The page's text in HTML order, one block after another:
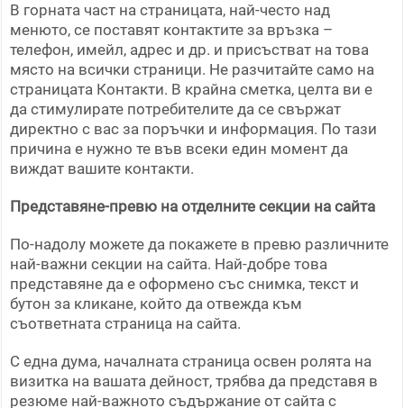
В горната част на страницата, най-често над
менюто, се поставят контактите за връзка –
телефон, имейл, адрес и др. и присъстват на това
място на всички страници. Не разчитайте само на
страницата Контакти. В крайна сметка, целта ви е
да стимулирате потребителите да се свържат
директно с вас за поръчки и информация. По тази
причина е нужно те във всеки един момент да
виждат вашите контакти.
Представяне-превю на отделните секции на сайта
По-надолу можете да покажете в превю различните
най-важни секции на сайта. Най-добре това
представяне да е оформено със снимка, текст и
бутон за кликане, който да отвежда към
съответната страница на сайта.
С една дума, началната страница освен ролята на
визитка на вашата дейност, трябва да представя в
резюме най-важното съдържание от сайта с